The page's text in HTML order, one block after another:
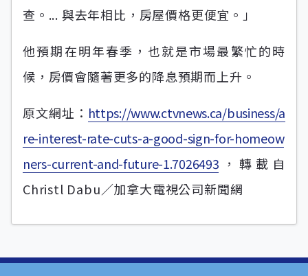
查。... 與去年相比，房屋價格更便宜。」
他預期在明年春季，也就是市場最繁忙的時
候，房價會隨著更多的降息預期而上升。
原文網址： https://www.ctvnews.ca/business/a
re-interest-rate-cuts-a-good-sign-for-homeow
ners-current-and-future-1.7026493 ，轉載自
Christl Dabu／加拿大電視公司新聞網